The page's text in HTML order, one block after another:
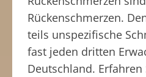
Rückenschmerzen.
teils unspezifische
fast jeden dritten
Deutschland. Erfahren